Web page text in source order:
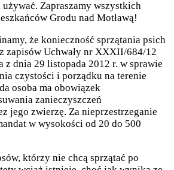
Zapraszamy wszystkich
Grodu nad Motławą!
że konieczność sprzątania psich
zapisów Uchwały nr XXXII/684/12
z dnia 29 listopada 2012 r. w sprawie
czystości i porządku na terenie
osoba ma obowiązek
zanieczyszczeń
jego zwierzę. Za nieprzestrzeganie
w wysokości od 20 do 500
którzy nie chcą sprzątać po